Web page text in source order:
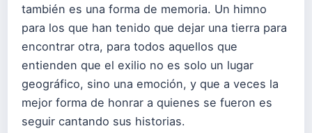
también es una forma de memoria. Un himno
para los que han tenido que dejar una tierra para
encontrar otra, para todos aquellos que
entienden que el exilio no es solo un lugar
geográfico, sino una emoción, y que a veces la
mejor forma de honrar a quienes se fueron es
seguir cantando sus historias.